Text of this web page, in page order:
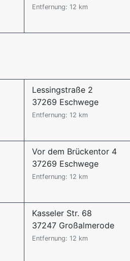
Entfernung: 12 km
Lessingstraße 2
37269 Eschwege
Entfernung: 12 km
Vor dem Brückentor 4
37269 Eschwege
Entfernung: 12 km
Kasseler Str. 68
37247 Großalmerode
Entfernung: 12 km